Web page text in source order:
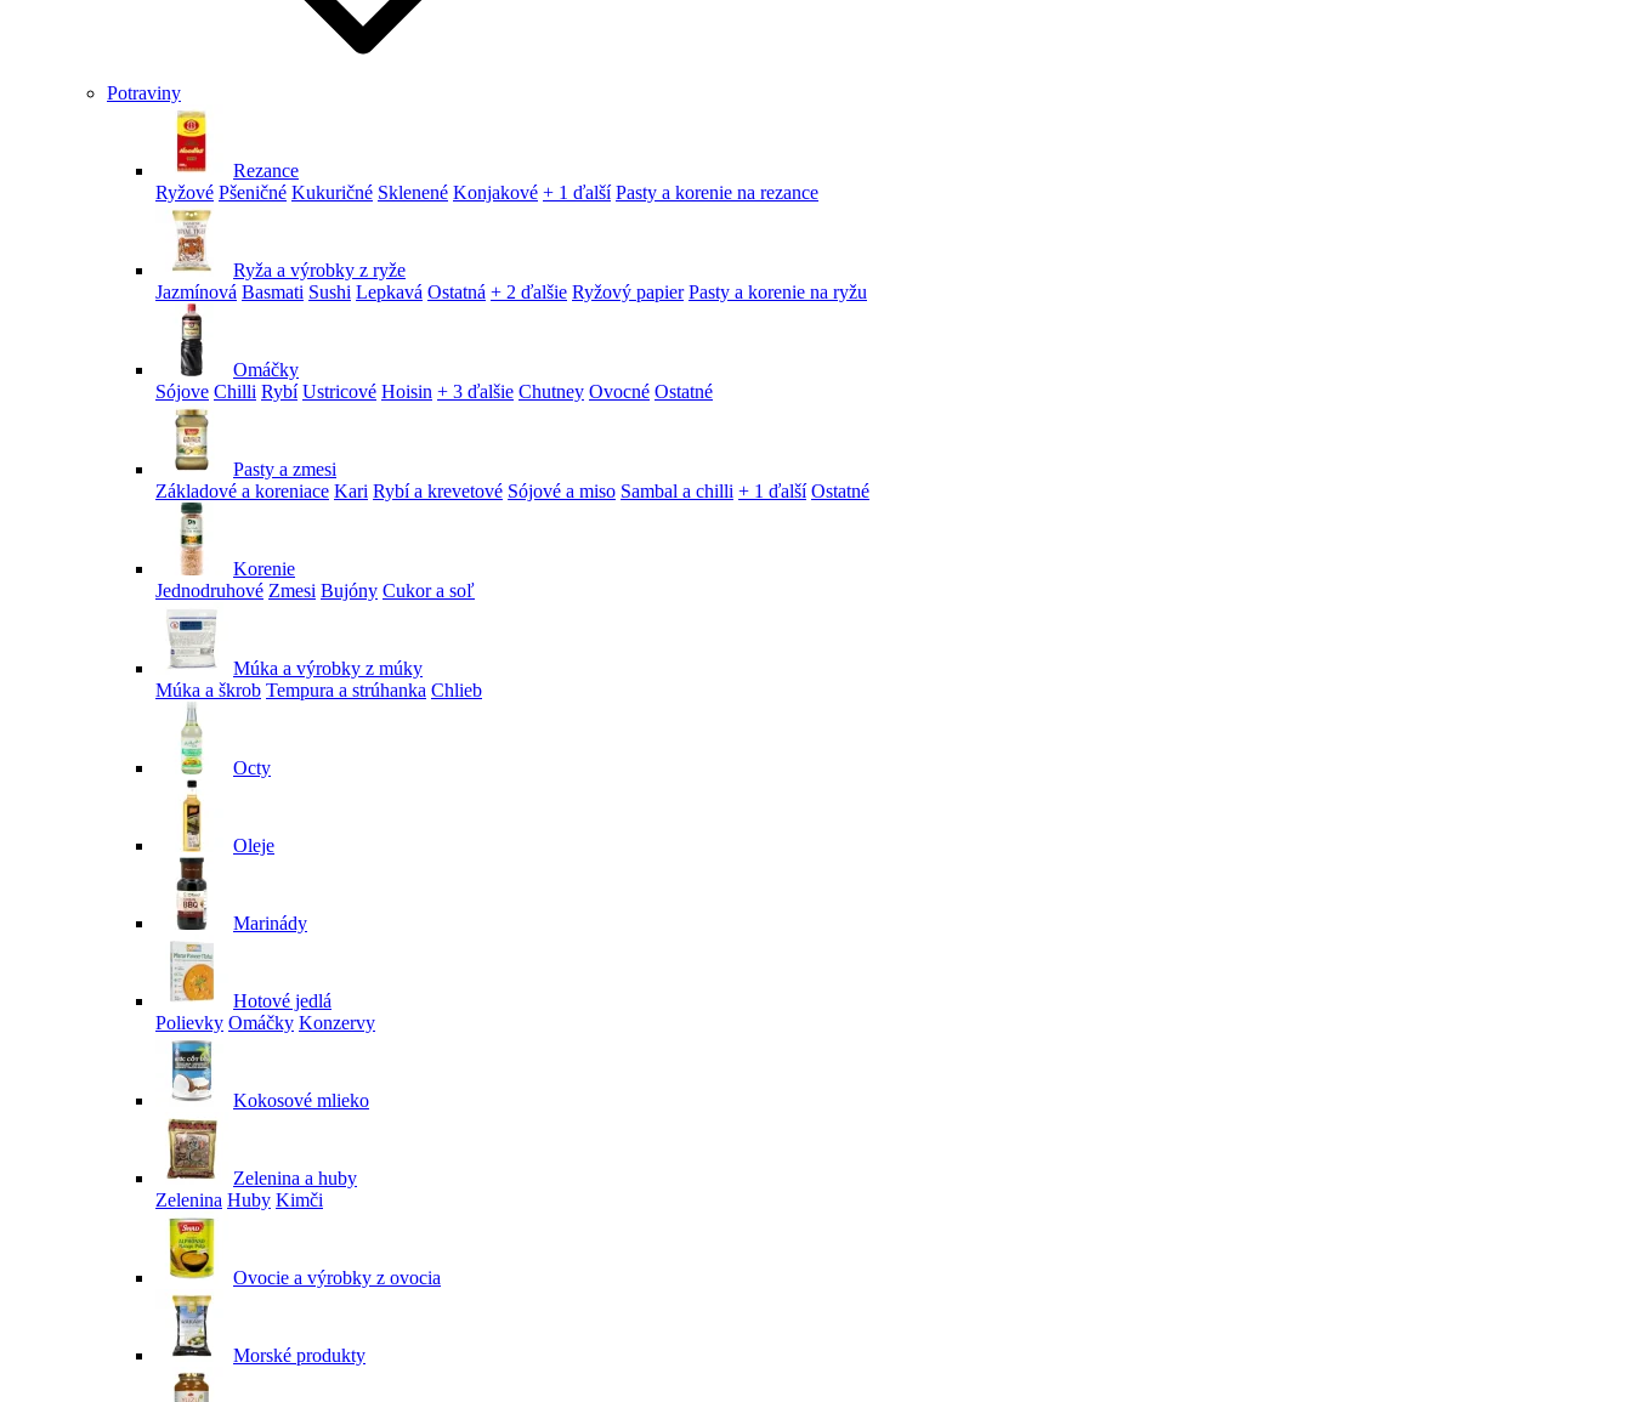
Potraviny
Rezance
Ryžové Pšeničné Kukuričné Sklenené Konjakové + 1 ďalší Pasty a korenie na rezance
Ryža a výrobky z ryže
Jazmínová Basmati Sushi Lepkavá Ostatná + 2 ďalšie Ryžový papier Pasty a korenie na ryžu
Omáčky
Sójove Chilli Rybí Ustricové Hoisin + 3 ďalšie Chutney Ovocné Ostatné
Pasty a zmesi
Základové a koreniace Kari Rybí a krevetové Sójové a miso Sambal a chilli + 1 ďalší Ostatné
Korenie
Jednodruhové Zmesi Bujóny Cukor a soľ
Múka a výrobky z múky
Múka a škrob Tempura a strúhanka Chlieb
Octy
Oleje
Marinády
Hotové jedlá
Polievky Omáčky Konzervy
Kokosové mlieko
Zelenina a huby
Zelenina Huby Kimči
Ovocie a výrobky z ovocia
Morské produkty